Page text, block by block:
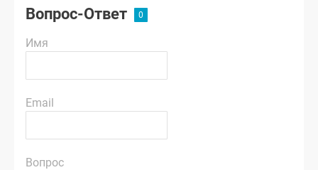
Вопрос-Ответ
Имя
Email
Вопрос